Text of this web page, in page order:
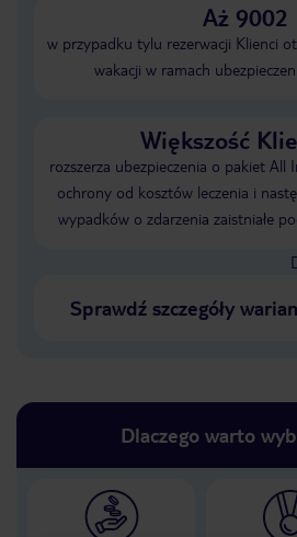
Aż 9002
w przypadku tylu rezerwacji Klienci
wakacji w ramach
Większość
rozszerza ubezpieczenia o pakiet All
ochrony od kosztów leczenia i
wypadków o zdarzenia zaistniałe
Sprawdź szczegóły
Dlaczego warto